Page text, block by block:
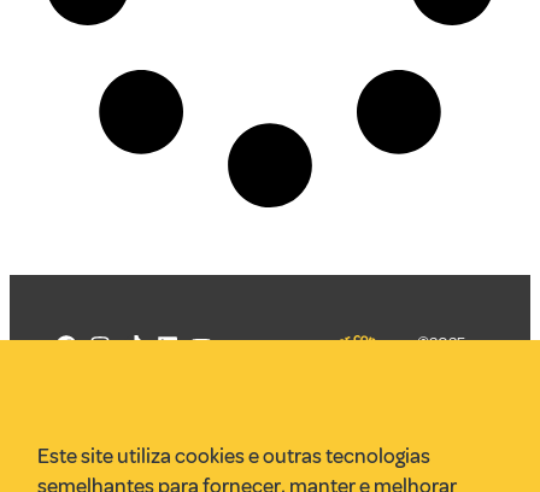
VR Assessoria
©2025
Este site utiliza cookies e outras tecnologias
semelhantes para fornecer, manter e melhorar